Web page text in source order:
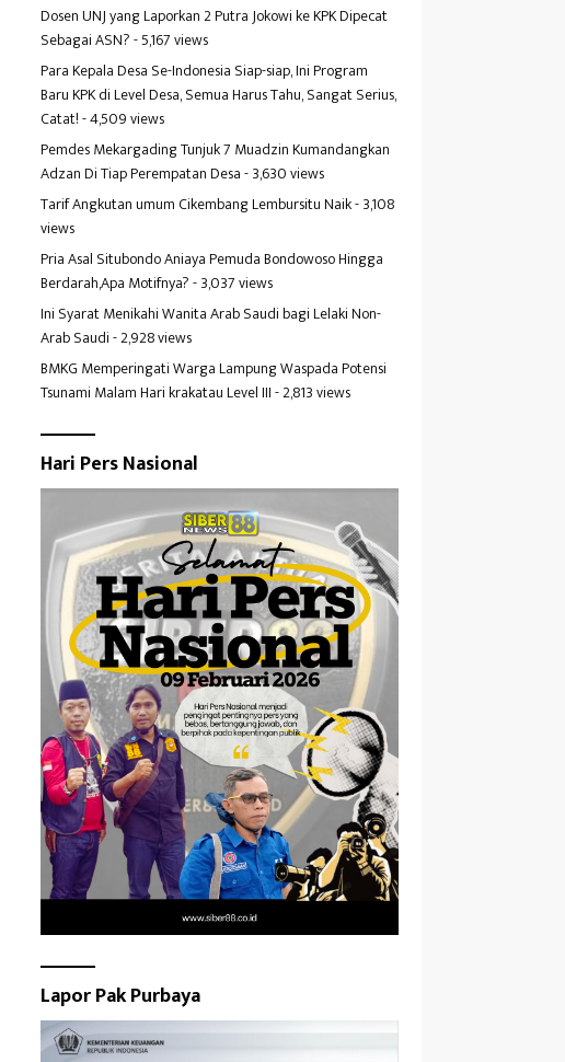
Dosen UNJ yang Laporkan 2 Putra Jokowi ke KPK Dipecat
Sebagai ASN?- 5,167 views
Para Kepala Desa Se-Indonesia Siap-siap, Ini Program
Baru KPK di Level Desa, Semua Harus Tahu, Sangat Serius,
Catat!- 4,509 views
Pemdes Mekargading Tunjuk 7 Muadzin Kumandangkan
Adzan Di Tiap Perempatan Desa- 3,630 views
Tarif Angkutan umum Cikembang Lembursitu Naik- 3,108
views
Pria Asal Situbondo Aniaya Pemuda Bondowoso Hingga
Berdarah,Apa Motifnya?- 3,037 views
Ini Syarat Menikahi Wanita Arab Saudi bagi Lelaki Non-
Arab Saudi- 2,928 views
BMKG Memperingati Warga Lampung Waspada Potensi
Tsunami Malam Hari krakatau Level III- 2,813 views
Hari Pers Nasional
Lapor Pak Purbaya